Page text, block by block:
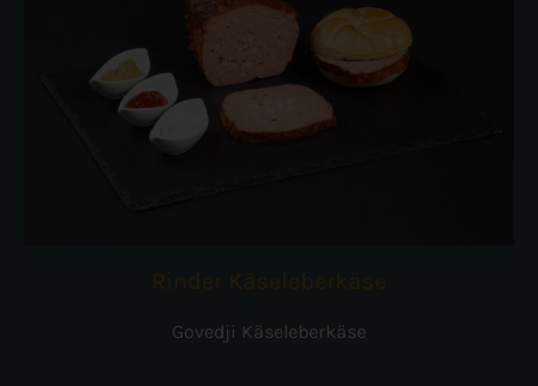
Govedji Käseleberkäse